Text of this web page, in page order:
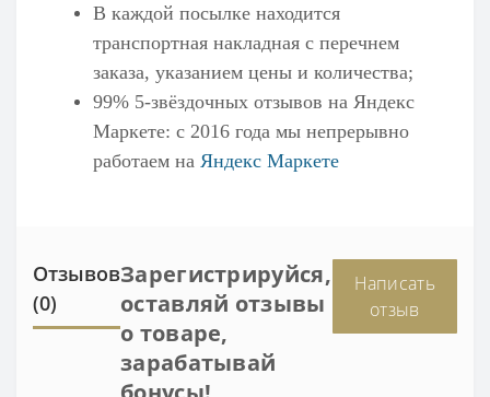
В каждой посылке находится
транспортная накладная с перечнем
заказа, указанием цены и количества;
99% 5-звёздочных отзывов на Яндекс
Маркете: с 2016 года мы непрерывно
работаем на Яндекс Маркете
Отзывов
(0)
Зарегистрируйся,
оставляй отзывы
о товаре,
зарабатывай
Написать
отзыв